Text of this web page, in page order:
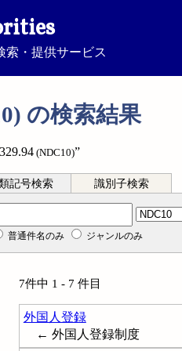
索・提供サービス
の検索結果
(NDC10)”
記号検索 識別子検索
普通件名のみ ジャンルのみ
7件中 1 - 7 件目
外国人登録
← 外国人登録制度